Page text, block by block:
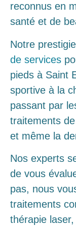
reconnus en
santé et de
Notre
de services
pieds à Saint
sportive à la
passant par
traitements
et même la
Nos experts
de vous
pas, nous
traitements
thérapie